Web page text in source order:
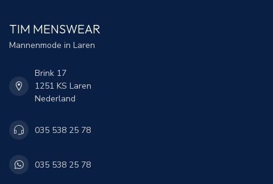
TIM MENSWEAR
Mannenmode in Laren
Brink 17
1251 KS Laren
Nederland
035 538 25 78
035 538 25 78